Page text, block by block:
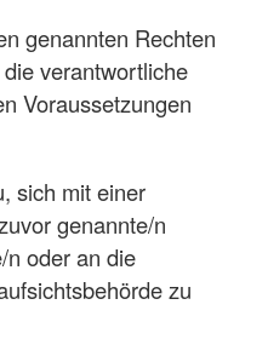
genannten Rechten
verantwortliche
Voraussetzungen
sich mit einer
genannte/n
n oder an die
zu